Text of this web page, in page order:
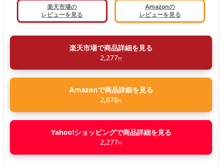
楽天市場の
レビューを見る
Amazonの
レビューを見る
楽天市場で商品詳細を見る
2,277円
Amazonで商品詳細を見る
2,878円
Yahoo!ショッピングで商品詳細を見る
2,277円